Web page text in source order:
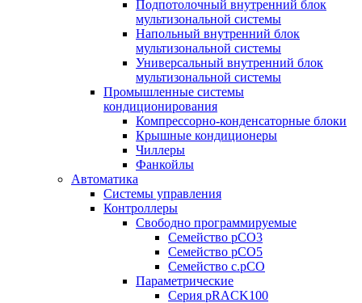
Подпотолочный внутренний блок
мультизональной системы
Напольный внутренний блок
мультизональной системы
Универсальный внутренний блок
мультизональной системы
Промышленные системы
кондиционирования
Компрессорно-конденсаторные блоки
Крышные кондиционеры
Чиллеры
Фанкойлы
Автоматика
Системы управления
Контроллеры
Свободно программируемые
Семейство pCO3
Семейство pCO5
Семейство c.pCO
Параметрические
Серия pRACK100